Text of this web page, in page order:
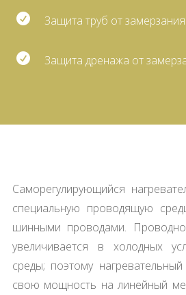
 Защита труб от замерзания
 Защита дренажа от
Саморегулирующийся
специальную проводящую
шинными проводами.
увеличивается в холодных
среды; поэтому
свою мощность на линейный